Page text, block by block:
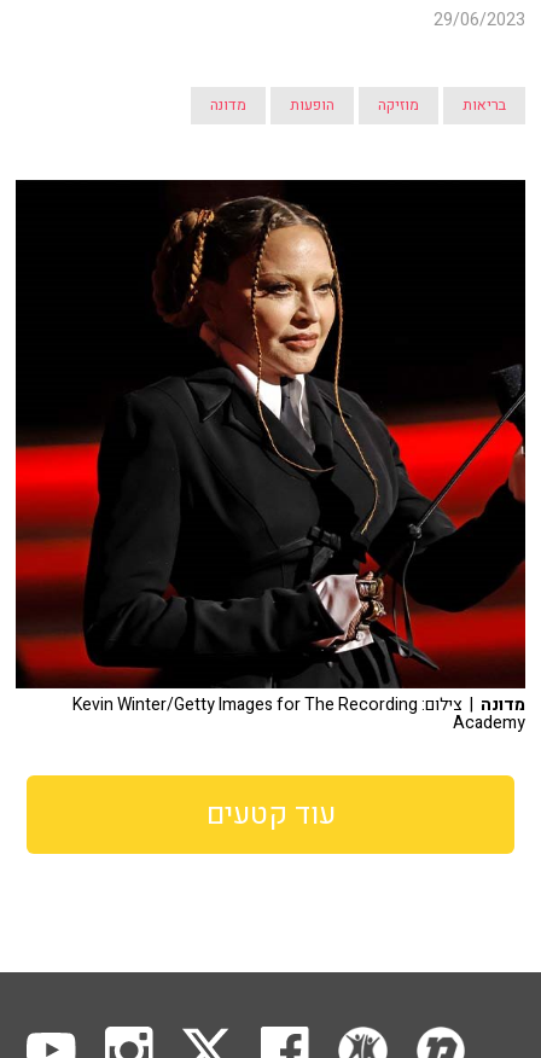
29/06/2023
בריאות מוזיקה הופעות מדונה
מדונה | צילום: Kevin Winter/Getty Images for The Recording
Academy
עוד קטעים